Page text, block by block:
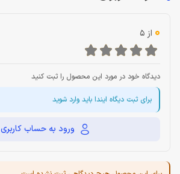
0 از 5
دیدگاه خود در مورد این محصول را ثبت کنید
برای ثبت دیگاه ایندا باید وارد شوید
ورود به حساب کاربری